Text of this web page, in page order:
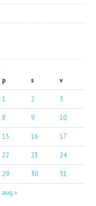
p s v
aug »
1 2 3
8 9 10
15 16 17
22 23 24
29 30 31